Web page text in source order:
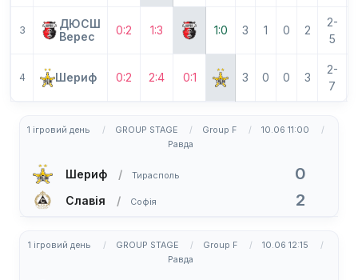
3
ДЮСШ
Верес
0:2 1:3 1:0 3 1 0 2
2-
5
4 Шериф 0:2 2:4 0:1 3 0 0 3
2-
7
1 ігровий день GROUP STAGE Group F
10.06 11:00
Равда
Шериф Тирасполь 0
Славія Софія 2
1 ігровий день GROUP STAGE Group F
10.06 12:15
Равда